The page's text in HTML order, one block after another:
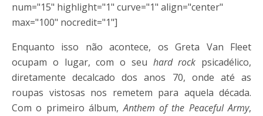
num="15" highlight="1" curve="1" align="center"
max="100" nocredit="1"]
Enquanto isso não acontece, os Greta Van Fleet
ocupam o lugar, com o seu hard rock psicadélico,
diretamente decalcado dos anos 70, onde até as
roupas vistosas nos remetem para aquela década.
Com o primeiro álbum,Anthem of the Peaceful Army,